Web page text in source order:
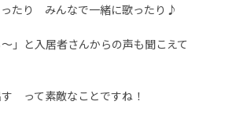
ったり みんなで一緒に歌ったり♪
〜」と入居者さんからの声も聞こえて
って素敵なことですね！